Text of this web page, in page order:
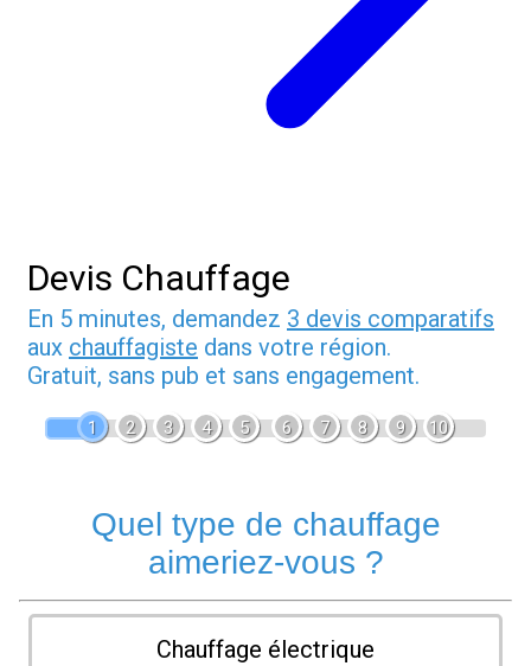
Devis Chauffage
En 5 minutes, demandez 3 devis comparatifs
aux chauffagiste dans votre région.
Gratuit, sans pub et sans engagement.
1 2 3 4 5 6 7 8 9 10
Quel type de chauffage
aimeriez-vous ?
Chauffage électrique